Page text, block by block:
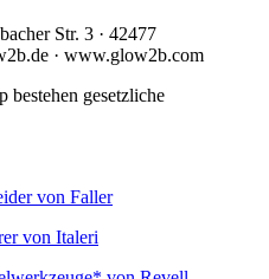
Str. 3 · 42477
· www.glow2b.com
bestehen gesetzliche
von Faller
von Italeri